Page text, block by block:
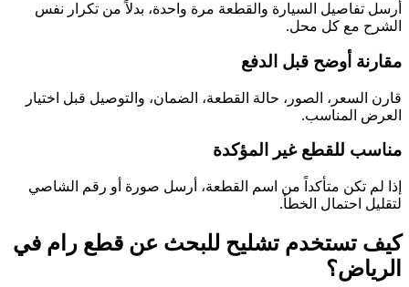
أرسل تفاصيل السيارة والقطعة مرة واحدة، بدلاً من تكرار نفس
الشرح مع كل محل.
مقارنة أوضح قبل الدفع
قارن السعر، الصور، حالة القطعة، الضمان، والتوصيل قبل اختيار
العرض المناسب.
مناسب للقطع غير المؤكدة
إذا لم تكن متأكداً من اسم القطعة، أرسل صورة أو رقم الشاصي
لتقليل احتمال الخطأ.
كيف تستخدم تشليح للبحث عن قطع رام في
الرياض؟